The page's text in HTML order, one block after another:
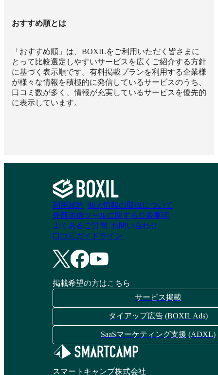
おすすめ順とは
「おすすめ順」は、BOXILをご利用いただく皆さまに
とって比較選定しやすいサービスを広くご紹介する方針
に基づく表示順です。有料掲載プランを利用する企業様
が様々な情報を積極的に発信しているサービスのうち、
口コミ数が多く、情報が充実しているサービスを優先的
に表示しています。
利用規約 個人情報の取扱について
外部送信ツールに関する公表事項
よくあるご質問
お問い合わせ
口コミガイドライン
掲載希望の方はこちら
サービス掲載
タイアップ広告 (BOXIL Ads)
SaaSマーケティング支援 (ADXL)
スマートキャンプ株式会社